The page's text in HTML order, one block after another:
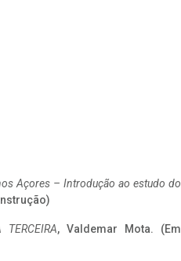
Açores – Introdução ao estudo do
, Valdemar Mota. (Em